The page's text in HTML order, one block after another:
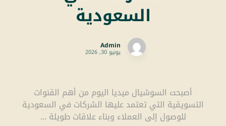
السعودية
Admin
يونيو 30, 2026
أصبحت السوشيال ميديا اليوم من أهم القنوات
التسويقية التي تعتمد عليها الشركات في السعودية
للوصول إلى العملاء وبناء علاقات طويلة ...